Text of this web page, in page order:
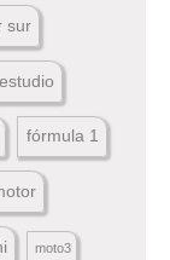
sur
estudio
fórmula 1
moto3